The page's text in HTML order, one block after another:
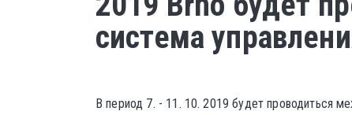
система
В период 7. - 11. 10. 2019 будет проводиться